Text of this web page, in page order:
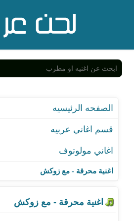
قسم اغاني عربيه
اغاني مولوتوف
اغنية محرقة - مع زوكشاغنية محرقة - مع زوكش